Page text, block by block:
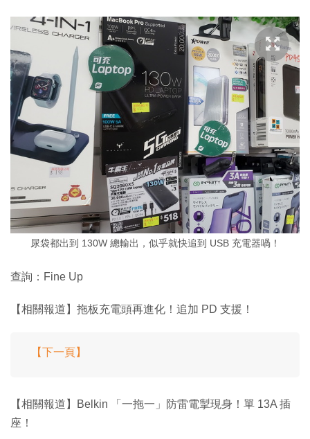
尿袋都出到 130W 總輸出，似乎就快追到 USB 充電器喎！
查詢：Fine Up
【相關報道】拖板充電頭再進化！追加 PD 支援！
【下一頁】
【相關報道】Belkin 「一拖一」防雷電掣現身！單 13A 插
座！